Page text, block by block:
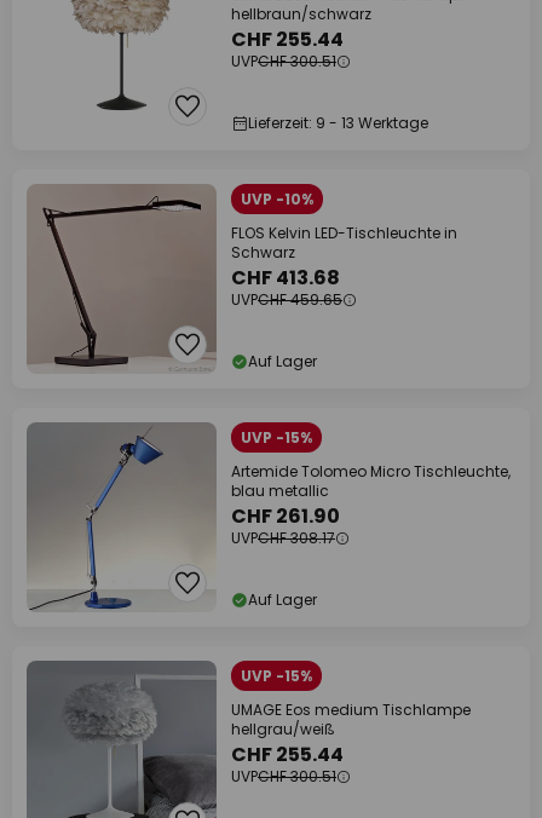
hellbraun/schwarz
CHF 255.44
UVPCHF 300.51
Lieferzeit: 9 - 13 Werktage
UVP -10%
FLOS Kelvin LED-Tischleuchte in
Schwarz
CHF 413.68
UVPCHF 459.65
Auf Lager
UVP -15%
Artemide Tolomeo Micro Tischleuchte,
blau metallic
CHF 261.90
UVPCHF 308.17
Auf Lager
UVP -15%
UMAGE Eos medium Tischlampe
hellgrau/weiß
CHF 255.44
UVPCHF 300.51